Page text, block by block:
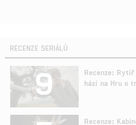
RECENZE SERIÁLŮ
9
Recenze:
hází na Hru o
Recenze: